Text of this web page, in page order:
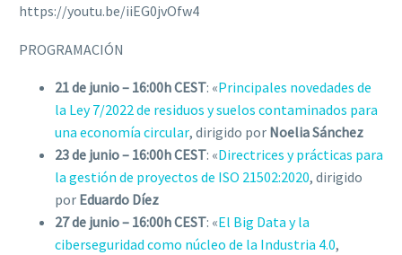
https://youtu.be/iiEG0jvOfw4
PROGRAMACIÓN
21 de junio – 16:00h CEST: «Principales novedades de
la Ley 7/2022 de residuos y suelos contaminados para
una economía circular, dirigido por Noelia Sánchez
23 de junio – 16:00h CEST: «Directrices y prácticas para
la gestión de proyectos de ISO 21502:2020, dirigido
por Eduardo Díez
27 de junio – 16:00h CEST: «El Big Data y la
ciberseguridad como núcleo de la Industria 4.0,